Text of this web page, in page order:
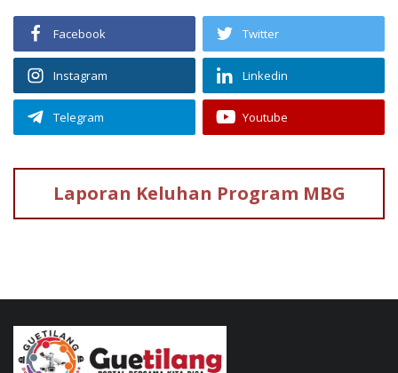
Facebook Twitter
Instagram Linkedin
Telegram Youtube
Laporan Keluhan Program MBG